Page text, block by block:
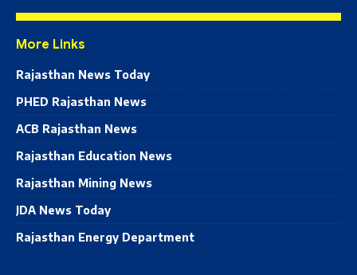
More Links
Rajasthan News Today
PHED Rajasthan News
ACB Rajasthan News
Rajasthan Education News
Rajasthan Mining News
JDA News Today
Rajasthan Energy Department